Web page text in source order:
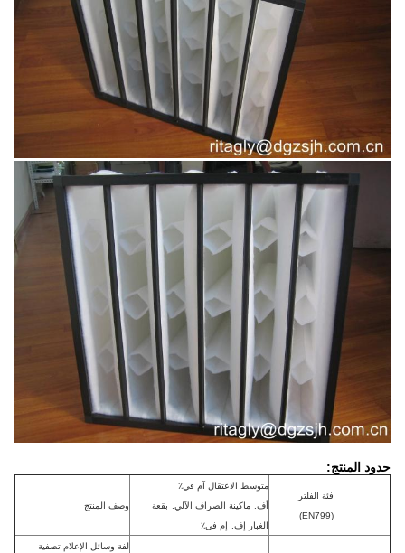
حدود المنتج:
فئة الفلتر
(EN799)
متوسط ​​الاعتقال آم في٪
أف. ماكينة الصراف الآلي. بقعة
الغبار إف. إم في٪
وصف المنتج
لفة وسائل الإعلام تصفية